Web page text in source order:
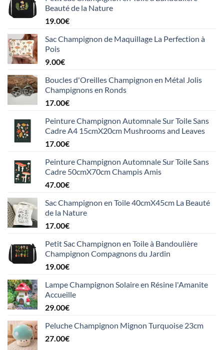
Beauté de la Nature
19.00€
Sac Champignon de Maquillage La Perfection à
Pois
9.00€
Boucles d'Oreilles Champignon en Métal Jolis
Champignons en Ronds
17.00€
Peinture Champignon Automnale Sur Toile Sans
Cadre A4 15cmX20cm Mushrooms and Leaves
17.00€
Peinture Champignon Automnale Sur Toile Sans
Cadre 50cmX70cm Champis Amis
47.00€
Sac Champignon en Toile 40cmX45cm La Beauté
de la Nature
17.00€
Petit Sac Champignon en Toile à Bandoulière
Champignon Compagnons du Jardin
19.00€
Lampe Champignon Solaire en Résine l'Amanite
Accueille
29.00€
Peluche Champignon Mignon Turquoise 23cm
27.00€